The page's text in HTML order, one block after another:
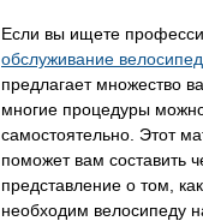
Если вы ищете
обслуживание
предлагает множество
многие процедуры
самостоятельно. Этот
поможет вам составить
представление о том,
необходим велосипеду